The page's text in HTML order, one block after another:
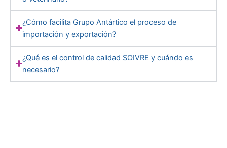
¿Cómo facilita Grupo Antártico el proceso de
importación y exportación?
¿Qué es el control de calidad SOIVRE y cuándo es
necesario?